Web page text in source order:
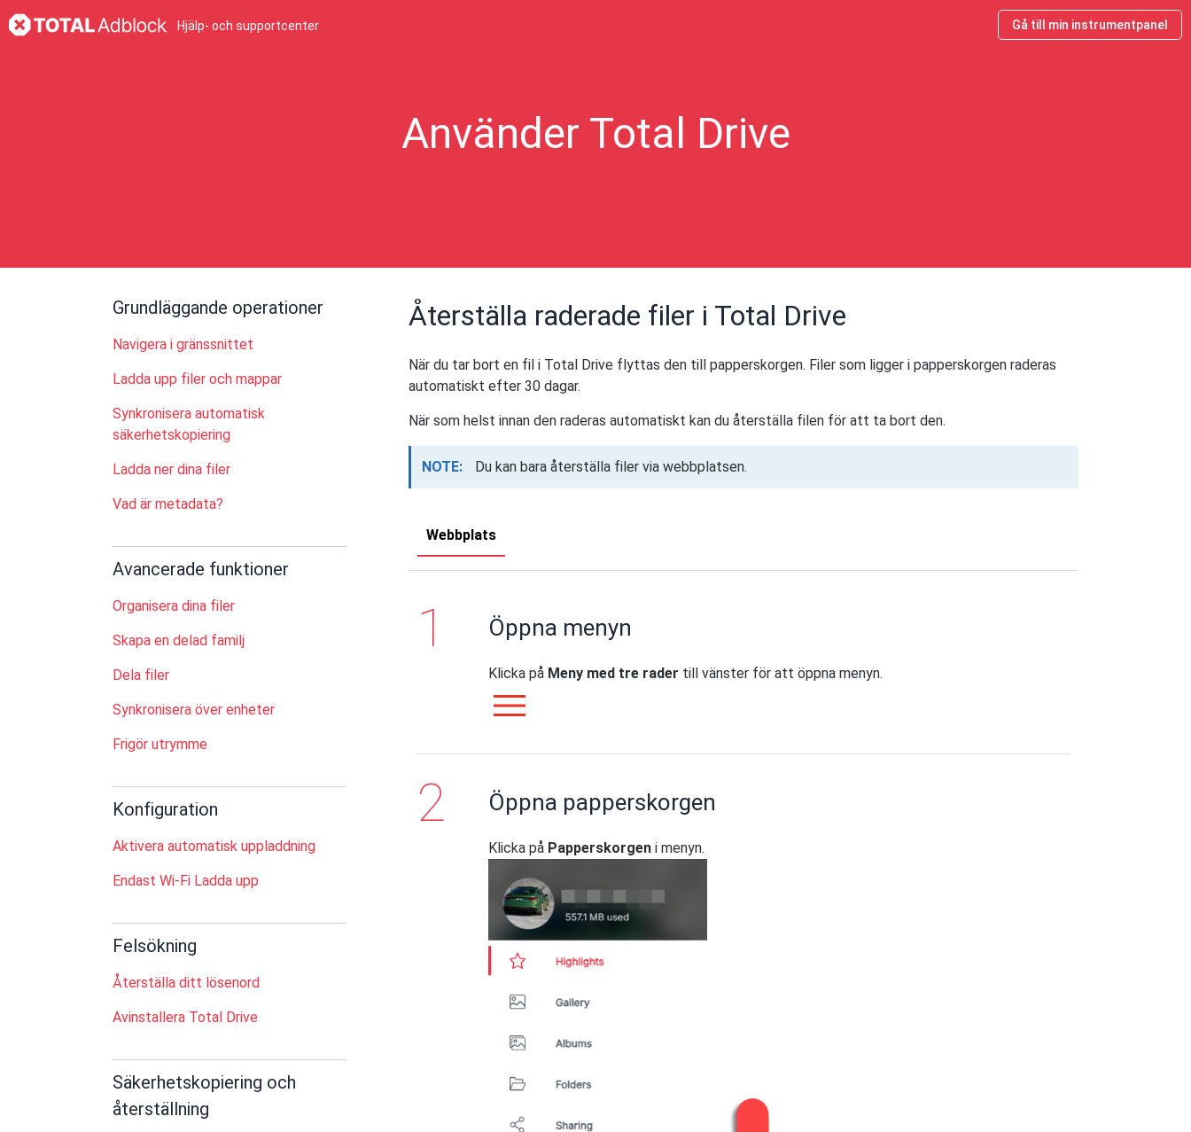
Hjälp- och supportcenter Gå till min instrumentpanel
Använder Total Drive
Grundläggande operationer
Navigera i gränssnittet
Ladda upp filer och mappar
Synkronisera automatisk
säkerhetskopiering
Ladda ner dina filer
Vad är metadata?
Avancerade funktioner
Organisera dina filer
Skapa en delad familj
Dela filer
Synkronisera över enheter
Frigör utrymme
Konfiguration
Aktivera automatisk uppladdning
Endast Wi-Fi Ladda upp
Felsökning
Återställa ditt lösenord
Avinstallera Total Drive
Säkerhetskopiering och
återställning
Återställa raderade filer i Total Drive
När du tar bort en fil i Total Drive flyttas den till papperskorgen. Filer som ligger i papperskorgen raderas
automatiskt efter 30 dagar.
När som helst innan den raderas automatiskt kan du återställa filen för att ta bort den.
NOTE: Du kan bara återställa filer via webbplatsen.
Webbplats
Öppna menyn
Klicka på Meny med tre rader till vänster för att öppna menyn.
Öppna papperskorgen
Klicka på Papperskorgen i menyn.